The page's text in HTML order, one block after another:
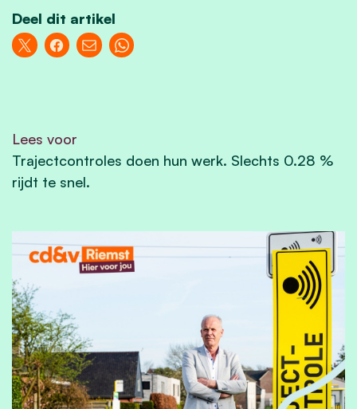
Deel dit artikel
Lees voor
Trajectcontroles doen hun werk. Slechts 0.28 %
rijdt te snel.